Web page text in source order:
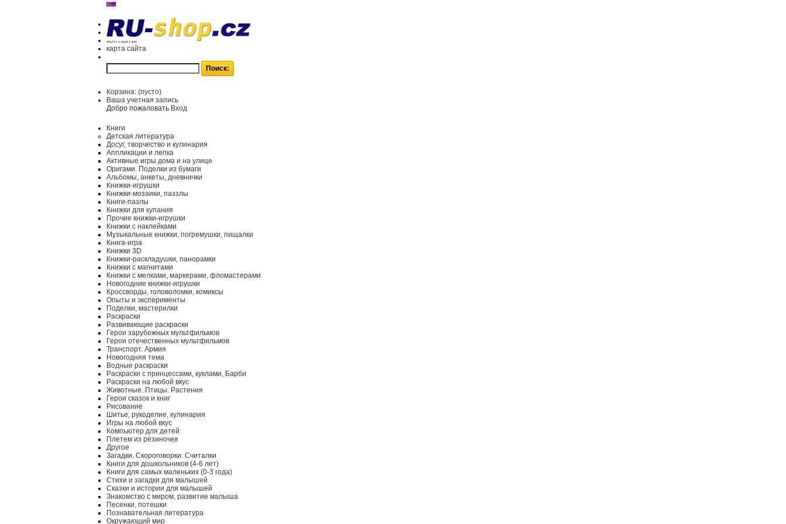
контакты
карта сайта
Корзина: (пусто)
Ваша учетная запись
Добро пожаловать Вход
Книги
Детская литература
Досуг, творчество и кулинария
Аппликации и лепка
Активные игры дома и на улице
Оригами. Поделки из бумаги
Альбомы, анкеты, дневнички
Книжки-игрушки
Книжки-мозаики, паззлы
Книги-пазлы
Книжки для купания
Прочие книжки-игрушки
Книжки с наклейками
Музыкальные книжки, погремушки, пищалки
Книга-игра
Книжки 3D
Книжки-раскладушки, панорамки
Книжки с магнитами
Книжки с мелками, маркерами, фломастерами
Новогодние книжки-игрушки
Кроссворды, головоломки, комиксы
Опыты и эксперименты
Поделки, мастерилки
Раскраски
Развивающие раскраски
Герои зарубежных мультфильмов
Герои отечественных мультфильмов
Транспорт. Армия
Новогодняя тема
Водные раскраски
Раскраски с принцессами, куклами, Барби
Раскраски на любой вкус
Животные. Птицы. Растения
Герои сказок и книг
Рисование
Шитье, рукоделие, кулинария
Игры на любой вкус
Компьютер для детей
Плетем из резиночек
Другое
Загадки. Скороговорки. Считалки
Книги для дошкольников (4-6 лет)
Книги для самых маленьких (0-3 года)
Стихи и загадки для малышей
Сказки и истории для малышей
Знакомство с миром, развитие малыша
Песенки, потешки
Познавательная литература
Окружающий мир